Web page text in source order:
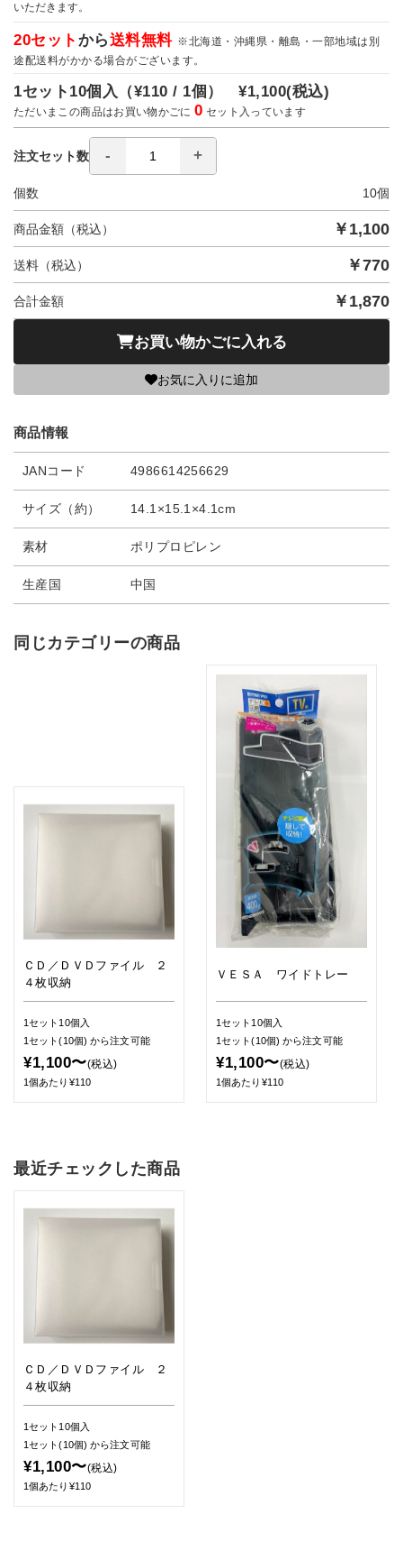
いただきます。
20セット から送料無料 ※北海道・沖縄県・離島・一部地域は別
途配送料がかかる場合がございます。
1セット10個入（¥110 / 1個）¥1,100(税込)
ただいまこの商品はお買い物かごに0 セット入っています
注文セット数
個数 10個
商品金額（税込） ￥ 1,100
送料（税込） ￥770
合計金額 ￥ 1,870
お買い物かごに入れる
お気に入りに追加
商品情報
JANコード 4986614256629
サイズ（約） 14.1×15.1×4.1cm
素材 ポリプロピレン
生産国 中国
同じカテゴリーの商品
ＣＤ／ＤＶＤファイル ２
４枚収納
1セット10個入
1セット(10個)から注文可能
¥1,100〜(税込)
1個あたり¥110
ＶＥＳＡ ワイドトレー
1セット10個入
1セット(10個)から注文可能
¥1,100〜(税込)
1個あたり¥110
最近チェックした商品
ＣＤ／ＤＶＤファイル ２
４枚収納
1セット10個入
1セット(10個)から注文可能
¥1,100〜(税込)
1個あたり¥110